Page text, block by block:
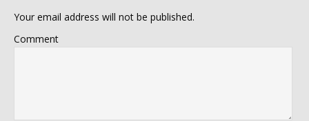
Your email address will not be published.
Comment